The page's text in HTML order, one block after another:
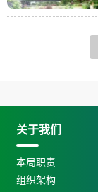
关于我们
本局职责
组织架构